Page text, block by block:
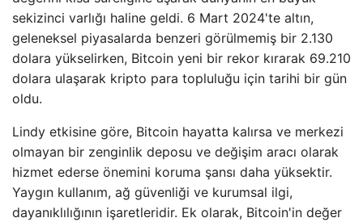
sekizinci varlığı haline geldi. 6 Mart 2024'te altın,
geleneksel piyasalarda benzeri görülmemiş bir 2.130
dolara yükselirken, Bitcoin yeni bir rekor kırarak 69.210
dolara ulaşarak kripto para topluluğu için tarihi bir gün
oldu.
Lindy etkisine göre, Bitcoin hayatta kalırsa ve merkezi
olmayan bir zenginlik deposu ve değişim aracı olarak
hizmet ederse önemini koruma şansı daha yüksektir.
Yaygın kullanım, ağ güvenliği ve kurumsal ilgi,
dayanıklılığının işaretleridir. Ek olarak, Bitcoin'in değer